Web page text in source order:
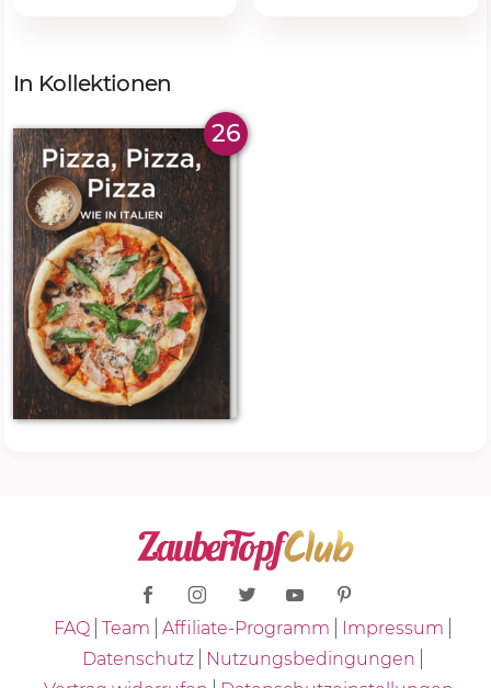
In Kollektionen
26
FAQ Team Affiliate-Programm
Impressum
Datenschutz
Nutzungsbedingungen